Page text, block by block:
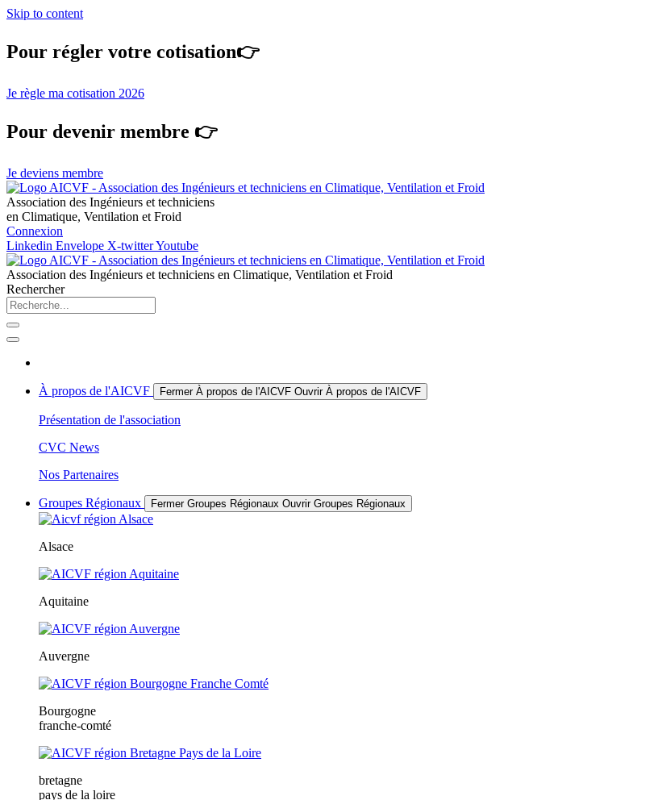
Skip to content
Pour régler votre cotisation👉
Je règle ma cotisation 2026
Pour devenir membre 👉
Je deviens membre
Association des Ingénieurs et techniciens
en Climatique, Ventilation et Froid
Connexion
Linkedin Envelope X-twitterYoutube
Association des Ingénieurs et techniciens en Climatique, Ventilation et Froid
Rechercher
À propos de l'AICVF Fermer À propos de l'AICVF Ouvrir À propos de l'AICVF
Présentation de l'association
CVC News
Nos Partenaires
Groupes Régionaux Fermer Groupes Régionaux Ouvrir Groupes Régionaux
Alsace
Aquitaine
Auvergne
Bourgogne
franche-comté
bretagne
pays de la loire